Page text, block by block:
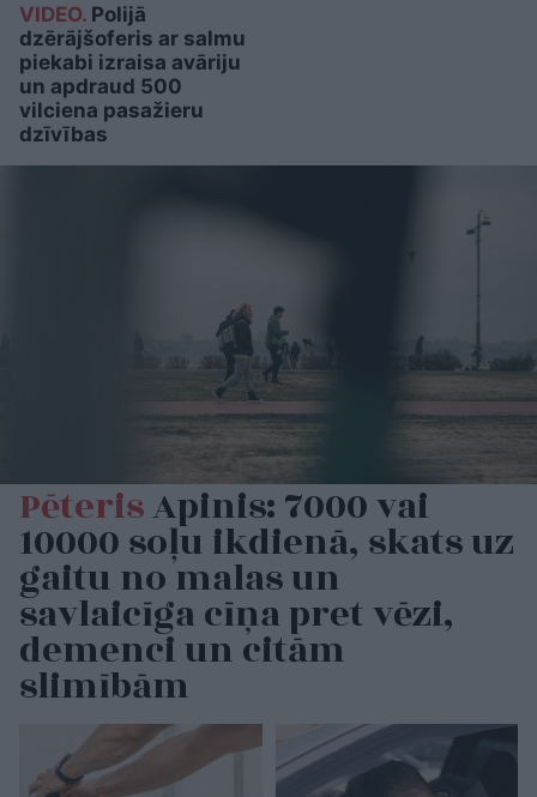
VIDEO. Polijā
dzērājšoferis ar salmu
piekabi izraisa avāriju
un apdraud 500
vilciena pasažieru
dzīvības
PēterisApinis: 7000 vai
10000 soļu ikdienā, skats uz
gaitu no malas un
savlaicīga cīņa pret vēzi,
demenci un citām
slimībām